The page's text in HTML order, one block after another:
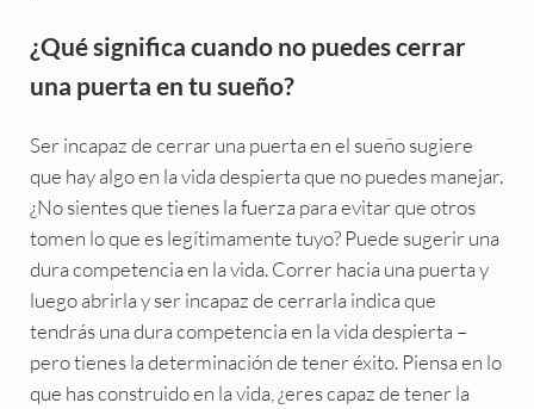
¿Qué significa cuando no puedes cerrar
una puerta en tu sueño?
Ser incapaz de cerrar una puerta en el sueño sugiere
que hay algo en la vida despierta que no puedes manejar.
¿No sientes que tienes la fuerza para evitar que otros
tomen lo que es legítimamente tuyo? Puede sugerir una
dura competencia en la vida. Correr hacia una puerta y
luego abrirla y ser incapaz de cerrarla indica que
tendrás una dura competencia en la vida despierta –
pero tienes la determinación de tener éxito. Piensa en lo
que has construido en la vida, ¿eres capaz de tener la